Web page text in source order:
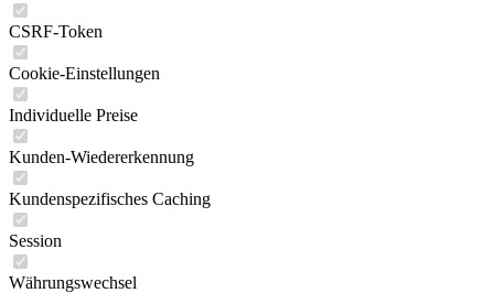
CSRF-Token
Cookie-Einstellungen
Individuelle Preise
Kunden-Wiedererkennung
Kundenspezifisches Caching
Session
Währungswechsel